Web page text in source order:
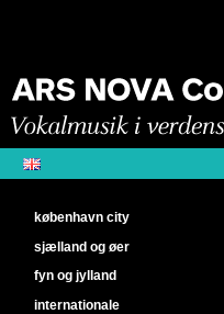
københavn city
sjælland og øer
fyn og jylland
internationale